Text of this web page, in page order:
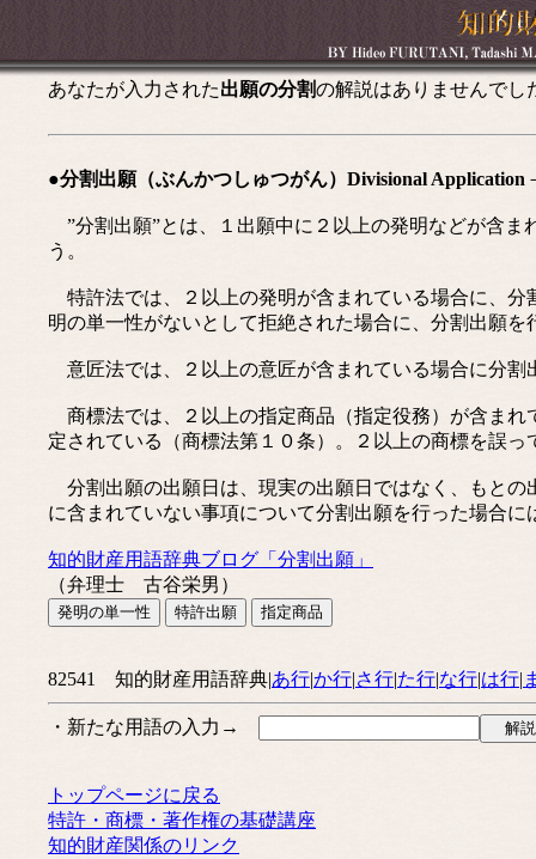
あなたが入力された出願の分割の解説はありませんでし
●分割出願（ぶんかつしゅつがん）Divisional Application
”分割出願”とは、１出願中に２以上の発明などが含
う。
特許法では、２以上の発明が含まれている場合に、分
明の単一性がないとして拒絶された場合に、分割出願を
意匠法では、２以上の意匠が含まれている場合に分割
商標法では、２以上の指定商品（指定役務）が含まれ
定されている（商標法第１０条）。２以上の商標を誤
分割出願の出願日は、現実の出願日ではなく、もとの
に含まれていない事項について分割出願を行った場合
知的財産用語辞典ブログ「分割出願」
（弁理士 古谷栄男）
82541 知的財産用語辞典|あ行|か行|さ行|た行|な行|は行|
・新たな用語の入力→
トップページに戻る
特許・商標・著作権の基礎講座
知的財産関係のリンク